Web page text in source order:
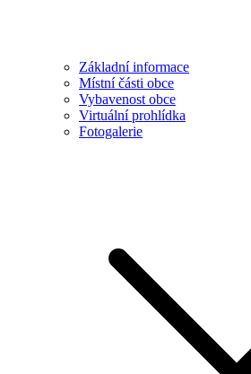
Základní informace
Místní části obce
Vybavenost obce
Virtuální prohlídka
Fotogalerie